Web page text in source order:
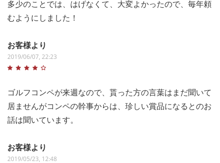
多少のことでは、はげなくて、大変よかったので、毎年頼
むようにしました！
お客様より
2019/06/07, 22:23
ゴルフコンペが来週なので、貰った方の言葉はまだ聞いて
居ませんがコンペの幹事からは、珍しい賞品になるとのお
話は聞いています。
お客様より
2019/05/23, 12:48